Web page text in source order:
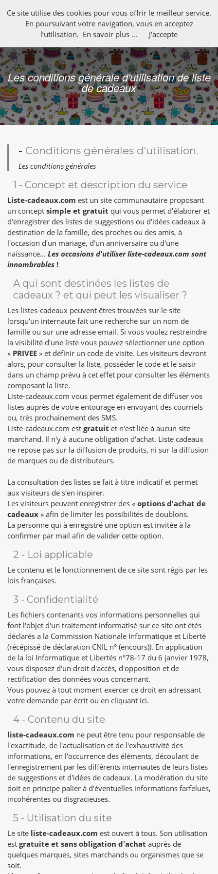
Les conditions générale d'utilisation de liste
de cadeaux
- Conditions générales d'utilisation.
Les conditions générales
1 - Concept et description du service
Liste-cadeaux.com est un site communautaire proposant
un concept simple et gratuit qui vous permet d'élaborer et
d'enregistrer des listes de suggestions ou d'idées cadeaux à
destination de la famille, des proches ou des amis, à
l'occasion d'un mariage, d'un anniversaire ou d'une
naissance... Les occasions d'utiliser liste-cadeaux.com sont
innombrables !
A qui sont destinées les listes de
cadeaux ? et qui peut les visualiser ?
Les listes-cadeaux peuvent êtres trouvées sur le site
lorsqu'un internaute fait une recherche sur un nom de
famille ou sur une adresse email. Si vous voulez restreindre
la visibilité d'une liste vous pouvez sélectionner une option
« PRIVEE » et définir un code de visite. Les visiteurs devront
alors, pour consulter la liste, posséder le code et le saisir
dans un champ prévu à cet effet pour consulter les éléments
composant la liste.
Liste-cadeaux.com vous permet également de diffuser vos
listes auprès de votre entourage en envoyant des courriels
ou, très prochainement des SMS.
Liste-cadeaux.com est gratuit et n'est liée à aucun site
marchand. Il n'y à aucune obligation d'achat. Liste cadeaux
ne repose pas sur la diffusion de produits, ni sur la diffusion
de marques ou de distributeurs.
La consultation des listes se fait à titre indicatif et permet
aux visiteurs de s'en inspirer.
Les visiteurs peuvent enregistrer des « options d'achat de
cadeaux » afin de limiter les possibilités de doublons.
La personne qui à enregistré une option est invitée à la
confirmer par mail afin de valider cette option.
2 - Loi applicable
Le contenu et le fonctionnement de ce site sont régis par les
lois françaises.
3 - Confidentialité
Les fichiers contenants vos informations personnelles qui
font l'objet d'un traitement informatisé sur ce site ont étés
déclarés a la Commission Nationale Informatique et Liberté
(récépissé de déclaration CNIL n° (encours)). En application
de la loi Informatique et Libertés n°78-17 du 6 janvier 1978,
vous disposez d'un droit d'accès, d'opposition et de
rectification des données vous concernant.
Vous pouvez à tout moment exercer ce droit en adressant
votre demande par écrit ou en cliquant ici.
4 - Contenu du site
liste-cadeaux.com ne peut être tenu pour responsable de
l'exactitude, de l'actualisation et de l'exhaustivité des
informations, en l'occurrence des éléments, découlant de
l'enregistrement par les différents internautes de leurs listes
de suggestions et d'idées de cadeaux. La modération du site
doit en principe palier à d'éventuelles informations farfelues,
incohérentes ou disgracieuses.
5 - Utilisation du site
Le site liste-cadeaux.com est ouvert à tous. Son utilisation
est gratuite et sans obligation d'achat auprès de
quelques marques, sites marchands ou organismes que se
soit.
Ce site utilise des cookies pour vous offrir le meilleur service.
En poursuivant votre navigation, vous en acceptez
l’utilisation. En savoir plus ... J'accepte